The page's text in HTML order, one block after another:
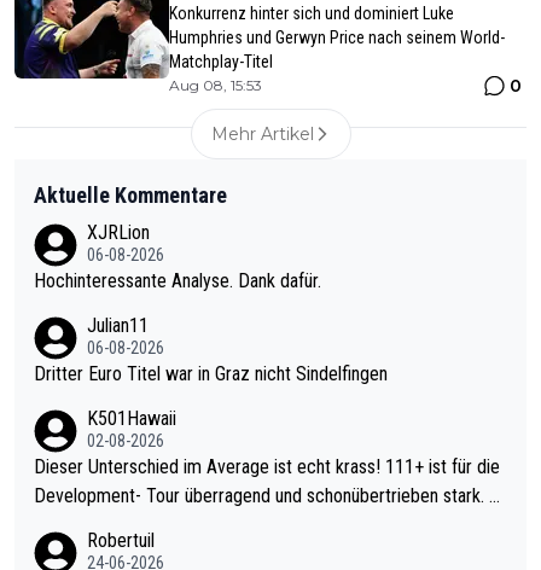
Konkurrenz hinter sich und dominiert Luke
Humphries und Gerwyn Price nach seinem World-
Matchplay-Titel
Aug 08, 15:53 0
Mehr Artikel
Aktuelle Kommentare
XJRLion
06-08-2026
Hochinteressante Analyse. Dank dafür.
Julian11
06-08-2026
Dritter Euro Titel war in Graz nicht Sindelfingen
K501Hawaii
02-08-2026
Dieser Unterschied im Average ist echt krass! 111+ ist für die
Development- Tour überragend und schonübertrieben stark. U
mal 40+ erst recht. Da gewinnst keinen Blumentopf - ist ja noc
Robertuil
24-06-2026